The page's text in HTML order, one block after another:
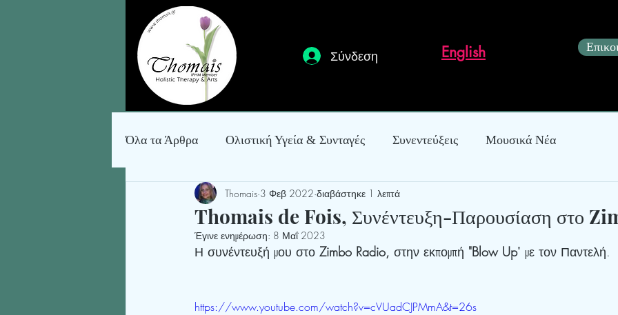
Σύνδεση English
Όλα τα Άρθρα Ολιστική Υγεία & Συνταγές Συνεντεύξεις Μουσικά Νέα
Κατασκευές, Κόσμημα & Διακόσμηση
Thomais de Fois, Συνέντευξη-Παρουσίαση στο
Thomais 3 Φεβ 2022 διαβάστηκε 1 λεπτά
Έγινε ενημέρωση: 8 Μαΐ 2023
Η συνέντευξή μου στο Zimbo Radio, στην εκπομπή "Blow Up" με τον Παντελή.
https://www.youtube.com/watch?v=cVUadCJPMmA&t=26s